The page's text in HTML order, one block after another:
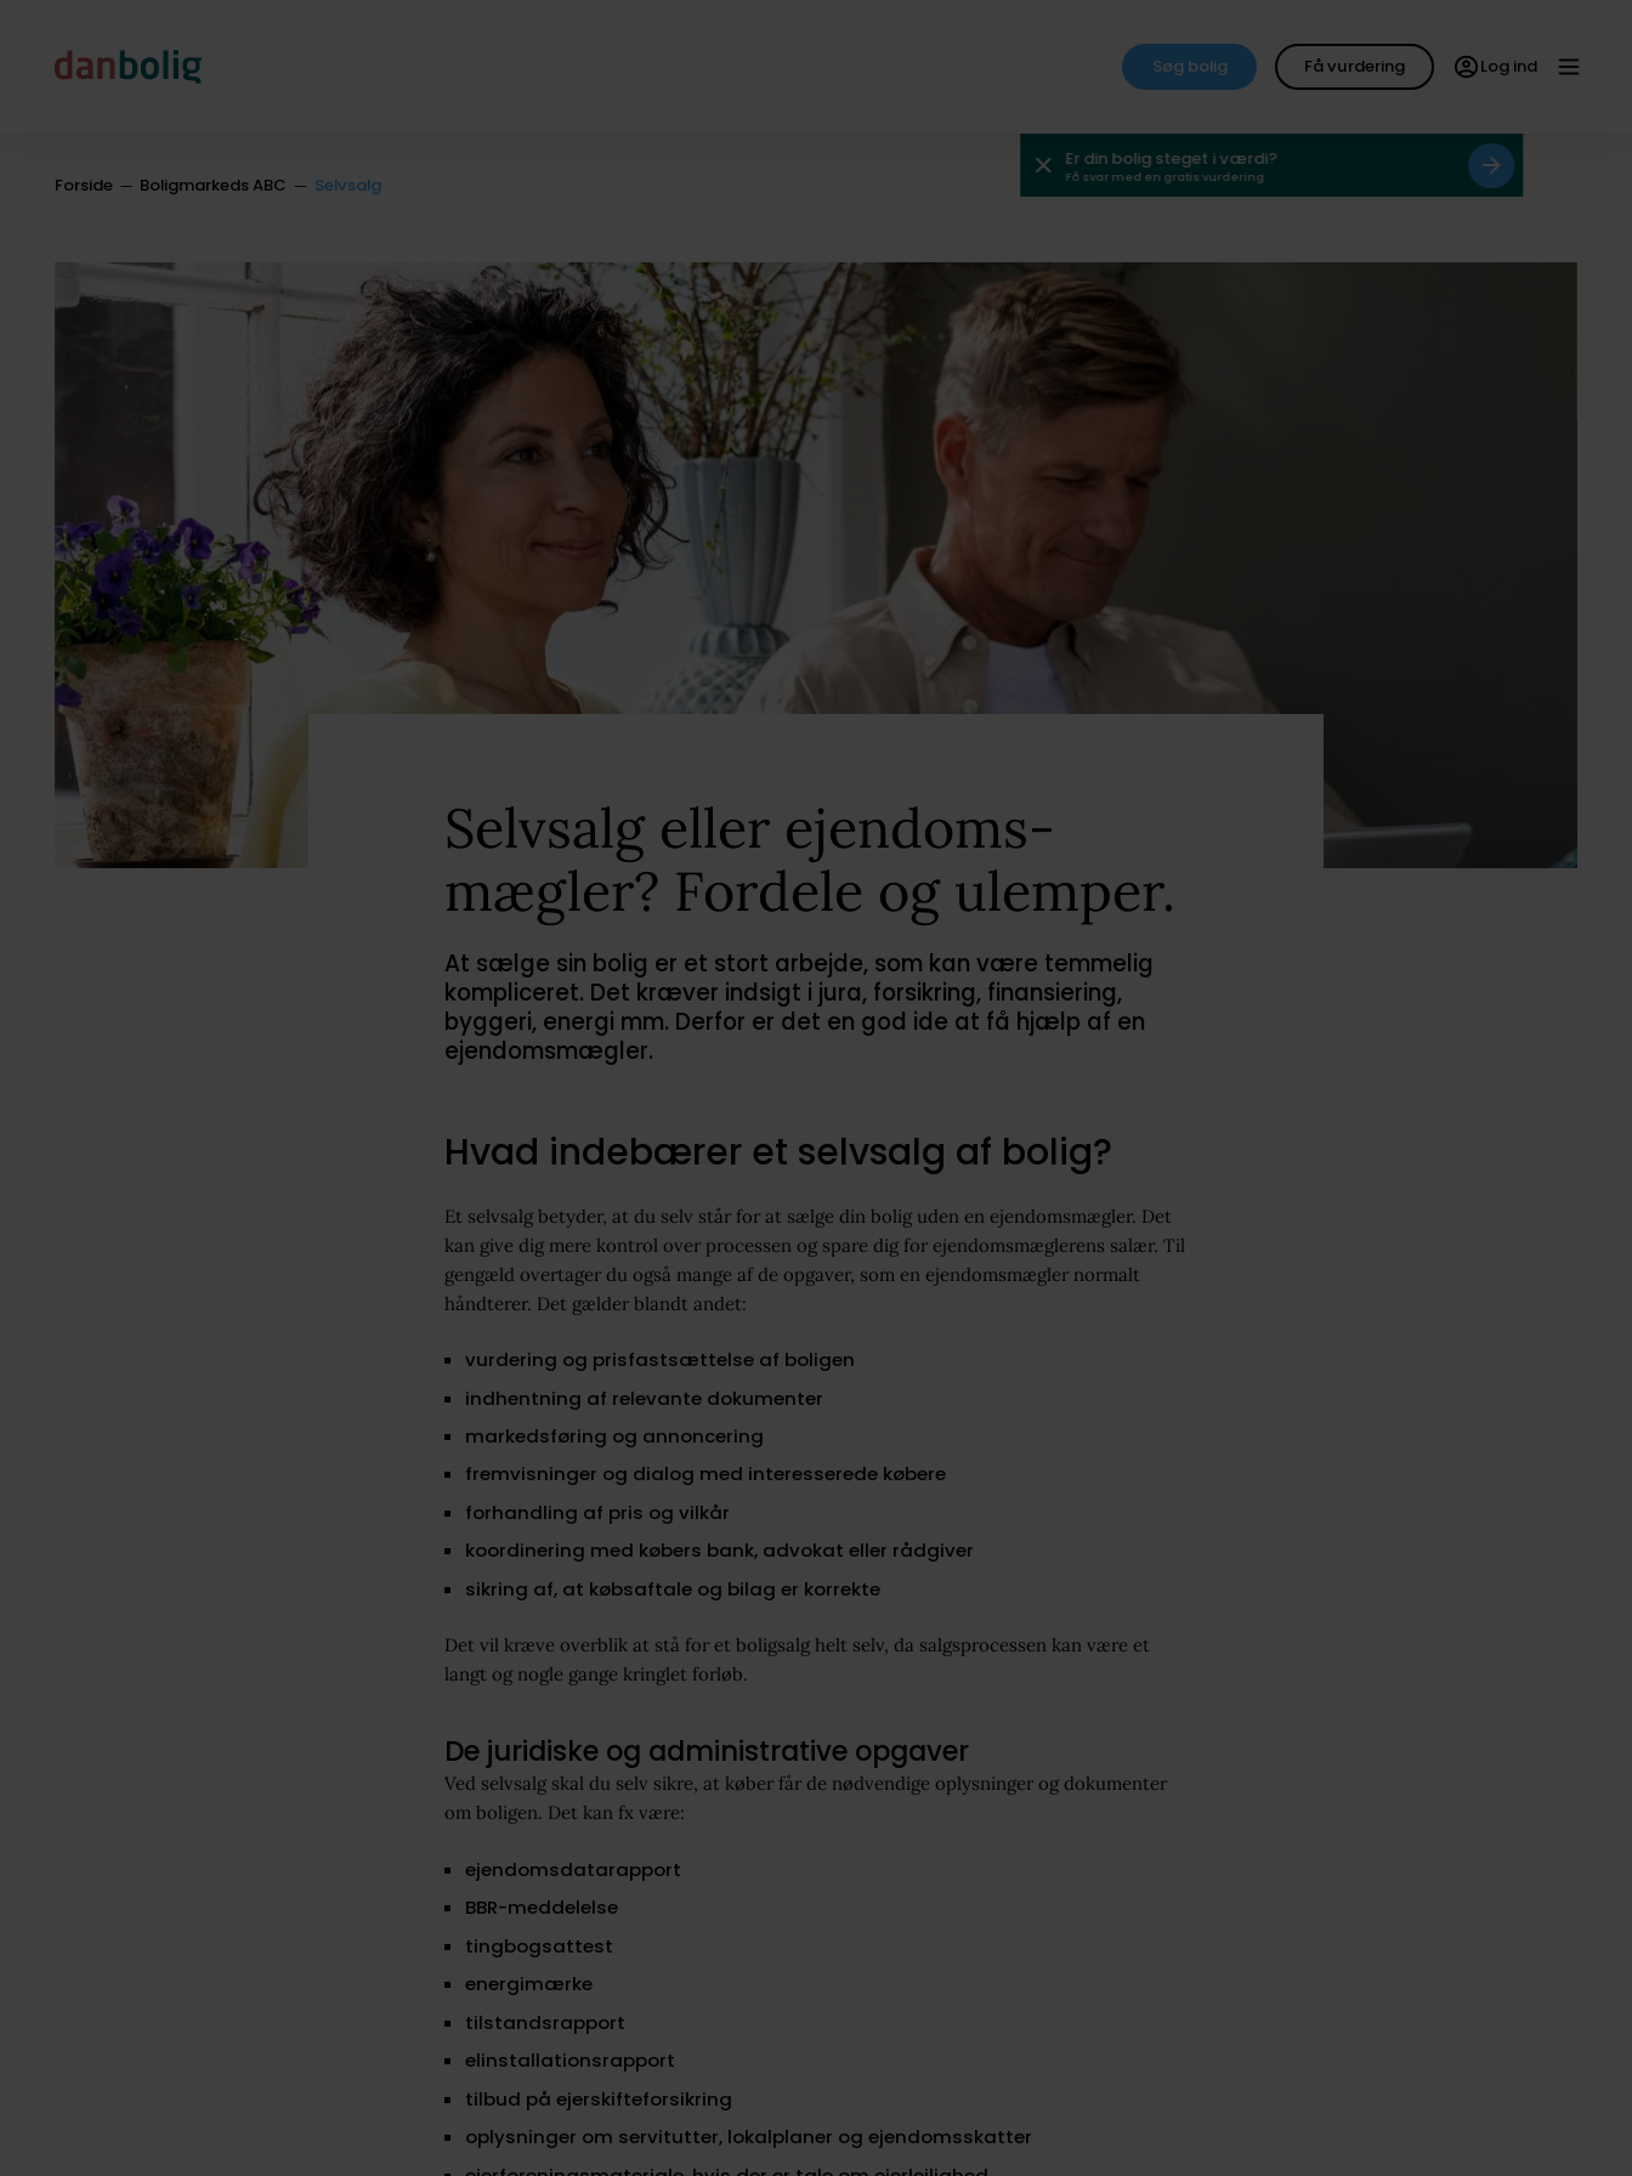
Søg bolig Få vurdering Log ind
Er din bolig steget i værdi?
Få svar med en gratis vurdering
Forside Boligmarkeds ABC Selvsalg
Selvsalg eller ejendoms-
mægler? Fordele og ulemper.
At sælge sin bolig er et stort arbejde, som kan være temmelig
kompliceret. Det kræver indsigt i jura, forsikring, finansiering,
byggeri, energi mm. Derfor er det en god ide at få hjælp af en
ejendomsmægler.
Hvad indebærer et selvsalg af bolig?
Et selvsalg betyder, at du selv står for at sælge din bolig uden en ejendomsmægler. Det
kan give dig mere kontrol over processen og spare dig for ejendomsmæglerens salær. Til
gengæld overtager du også mange af de opgaver, som en ejendomsmægler normalt
håndterer. Det gælder blandt andet:
vurdering og prisfastsættelse af boligen
indhentning af relevante dokumenter
markedsføring og annoncering
fremvisninger og dialog med interesserede købere
forhandling af pris og vilkår
koordinering med købers bank, advokat eller rådgiver
sikring af, at købsaftale og bilag er korrekte
Det vil kræve overblik at stå for et boligsalg helt selv, da salgsprocessen kan være et
langt og nogle gange kringlet forløb.
De juridiske og administrative opgaver
Ved selvsalg skal du selv sikre, at køber får de nødvendige oplysninger og dokumenter
om boligen. Det kan fx være:
ejendomsdatarapport
BBR-meddelelse
tingbogsattest
energimærke
tilstandsrapport
elinstallationsrapport
tilbud på ejerskifteforsikring
oplysninger om servitutter, lokalplaner og ejendomsskatter